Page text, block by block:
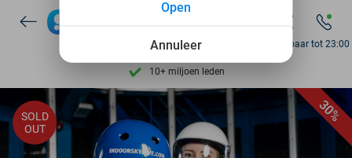
10+ miljoen leden
Ontdek 15.000+ deals
7 dagen per week beschikbaar
Bereikbaar tot 23:00
30%
SOLD
OUT
Annuleer
Open